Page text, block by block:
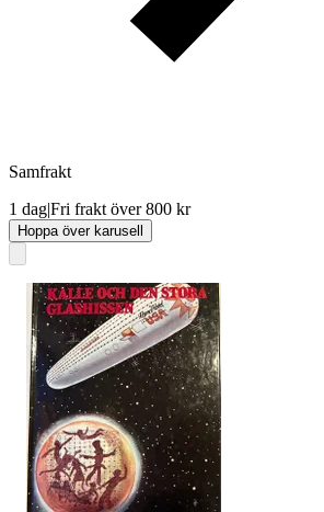
Samfrakt
1 dag|Fri frakt över 800 kr
Hoppa över karusell